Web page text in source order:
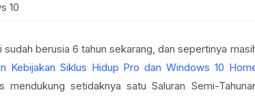
10
berusia 6 tahun sekarang, dan sepertinya
Kebijakan Siklus Hidup Pro dan Windows 10
setidaknya satu Saluran Semi-